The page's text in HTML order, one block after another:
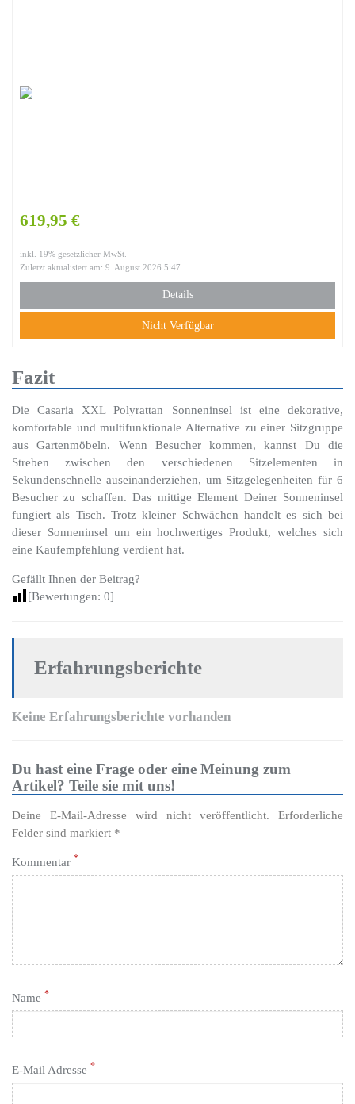
619,95 €
inkl. 19% gesetzlicher MwSt.
Zuletzt aktualisiert am: 9. August 2026 5:47
Details
Nicht Verfügbar
Fazit
Die Casaria XXL Polyrattan Sonneninsel ist eine dekorative,
komfortable und multifunktionale Alternative zu einer Sitzgruppe
aus Gartenmöbeln. Wenn Besucher kommen, kannst Du die
Streben zwischen den verschiedenen Sitzelementen in
Sekundenschnelle auseinanderziehen, um Sitzgelegenheiten für 6
Besucher zu schaffen. Das mittige Element Deiner Sonneninsel
fungiert als Tisch. Trotz kleiner Schwächen handelt es sich bei
dieser Sonneninsel um ein hochwertiges Produkt, welches sich
eine Kaufempfehlung verdient hat.
Gefällt Ihnen der Beitrag?
[Bewertungen: 0]
Erfahrungsberichte
Keine Erfahrungsberichte vorhanden
Du hast eine Frage oder eine Meinung zum
Artikel? Teile sie mit uns!
Deine E-Mail-Adresse wird nicht veröffentlicht. Erforderliche
Felder sind markiert *
Kommentar *
Name *
E-Mail Adresse *